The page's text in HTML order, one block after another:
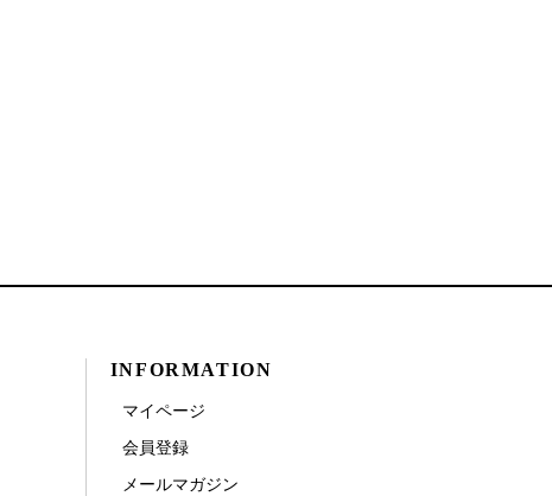
INFORMATION
マイページ
会員登録
メールマガジン